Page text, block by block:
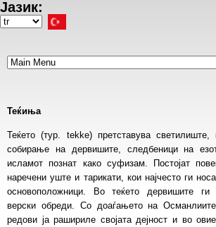
Ana
içeriğe
Јазик:
Select
Теќиња
Теќето (тур. tekke) претставува
собирање на дервишите, следбеници на
исламот познат како суфизам. Постојат
наречени уште и тарикати, кои најчесто ги
основоположници. Во теќето дервишите ги
верски обреди. Со доаѓањето на
редови ја рашириле својата дејност и во